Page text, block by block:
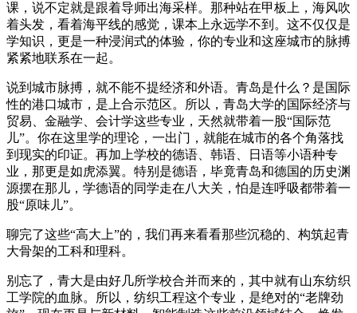
课，说不定就是跟着导师出海采样。那种站在甲板上，海风吹
着头发，看着海平线的感觉，课本上永远学不到。这不仅仅是
学知识，更是一种浸润式的体验，你的专业和这座城市的脉搏
紧紧地联系在一起。
说到城市脉搏，就不能不提经济和外语。青岛是什么？是国际
性的港口城市，是上合示范区。所以，青岛大学的国际经济与
贸易、金融学、会计学这些专业，天然就带着一股“国际范
儿”。你在这里学的理论，一出门，就能在城市的各个角落找
到现实的印证。再加上学校的德语、韩语、日语等小语种专
业，那更是如虎添翼。特别是德语，毕竟青岛和德国的历史渊
源摆在那儿，学德语的同学走在八大关，怕是连呼吸都带着一
股“原味儿”。
聊完了这些“高大上”的，我们再来看看那些沉稳的、构筑起青
大骨架的工科和理科。
别忘了，青大是由好几所学校合并而来的，其中就有山东纺织
工学院的血脉。所以，纺织工程这个专业，是绝对的“老牌劲